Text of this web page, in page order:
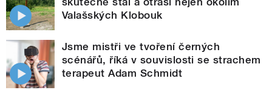
Valašských Klobouk
Jsme mistři ve tvoření černých
scénářů, říká v souvislosti se strachem
terapeut Adam Schmidt